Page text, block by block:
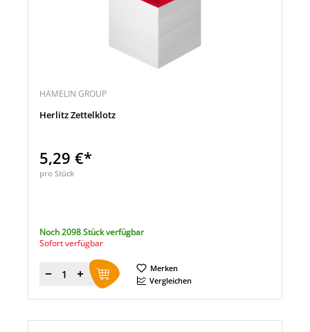
HAMELIN GROUP
Herlitz Zettelklotz
5,29 €*
pro Stück
Noch 2098 Stück verfügbar
Sofort verfügbar
Menge
Merken
Vergleichen